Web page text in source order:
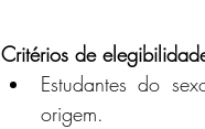
Critérios de
Estudantes do
origem.